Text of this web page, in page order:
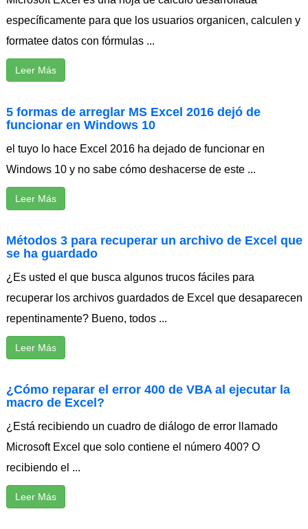
específicamente para que los usuarios organicen, calculen y
formatee datos con fórmulas ...
Leer Más
5 formas de arreglar MS Excel 2016 dejó de
funcionar en Windows 10
el tuyo lo hace Excel 2016 ha dejado de funcionar en
Windows 10 y no sabe cómo deshacerse de este ...
Leer Más
Métodos 3 para recuperar un archivo de Excel que
se ha guardado
¿Es usted el que busca algunos trucos fáciles para
recuperar los archivos guardados de Excel que desaparecen
repentinamente? Bueno, todos ...
Leer Más
¿Cómo reparar el error 400 de VBA al ejecutar la
macro de Excel?
¿Está recibiendo un cuadro de diálogo de error llamado
Microsoft Excel que solo contiene el número 400? O
recibiendo el ...
Leer Más